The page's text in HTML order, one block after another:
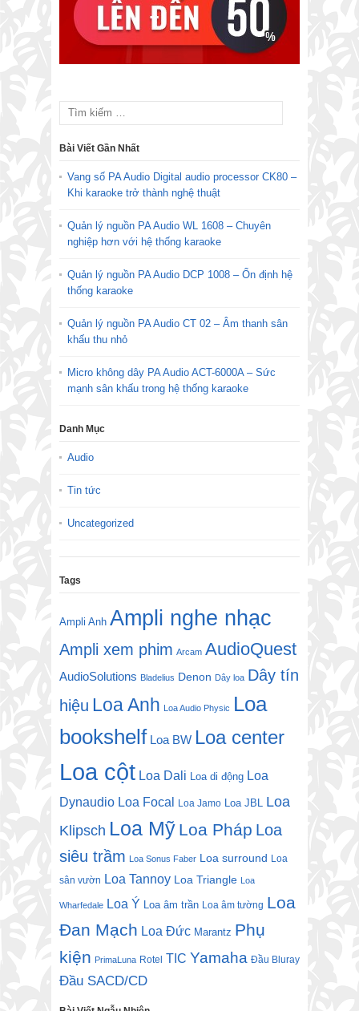
Bài Viết Gần Nhất
Vang số PA Audio Digital audio processor CK80 –
Khi karaoke trở thành nghệ thuật
Quản lý nguồn PA Audio WL 1608 – Chuyên
nghiệp hơn với hệ thống karaoke
Quản lý nguồn PA Audio DCP 1008 – Ổn định hệ
thống karaoke
Quản lý nguồn PA Audio CT 02 – Âm thanh sân
khấu thu nhỏ
Micro không dây PA Audio ACT-6000A – Sức
mạnh sân khấu trong hệ thống karaoke
Danh Mục
Audio
Tin tức
Uncategorized
Tags
Ampli Anh Ampli nghe nhạc
Ampli xem phim Arcam AudioQuest
AudioSolutions Bladelius Denon Dây loa Dây tín
hiệu Loa Anh Loa Audio Physic Loa
bookshelf Loa BW Loa center
Loa cột Loa Dali Loa di động Loa
Dynaudio Loa Focal Loa Jamo Loa JBL Loa
Klipsch Loa Mỹ Loa Pháp Loa
siêu trầm Loa Sonus Faber Loa surround Loa
sân vườn Loa Tannoy Loa Triangle Loa
Wharfedale Loa Ý Loa âm trần Loa âm tường Loa
Đan Mạch Loa Đức Marantz Phụ
kiện PrimaLuna Rotel TIC Yamaha Đầu Bluray
Đầu SACD/CD